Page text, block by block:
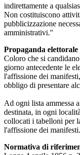
indirettamente a
Non costituiscono
pubblicizzazione
amministrativi."
Propaganda
Coloro che si
giorno antecedente le
l'affissione dei
obbligo di presentare
Ad ogni lista ammessa
destinata, in ogni
collocati i tabelloni per
l'affissione dei manifesti.
Normativa di